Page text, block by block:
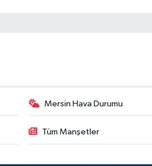
Mersin Hava Durumu
Tüm Manşetler